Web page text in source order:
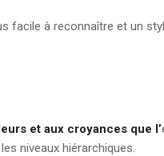
facile à reconnaître et un
et aux croyances que l’
niveaux hiérarchiques.